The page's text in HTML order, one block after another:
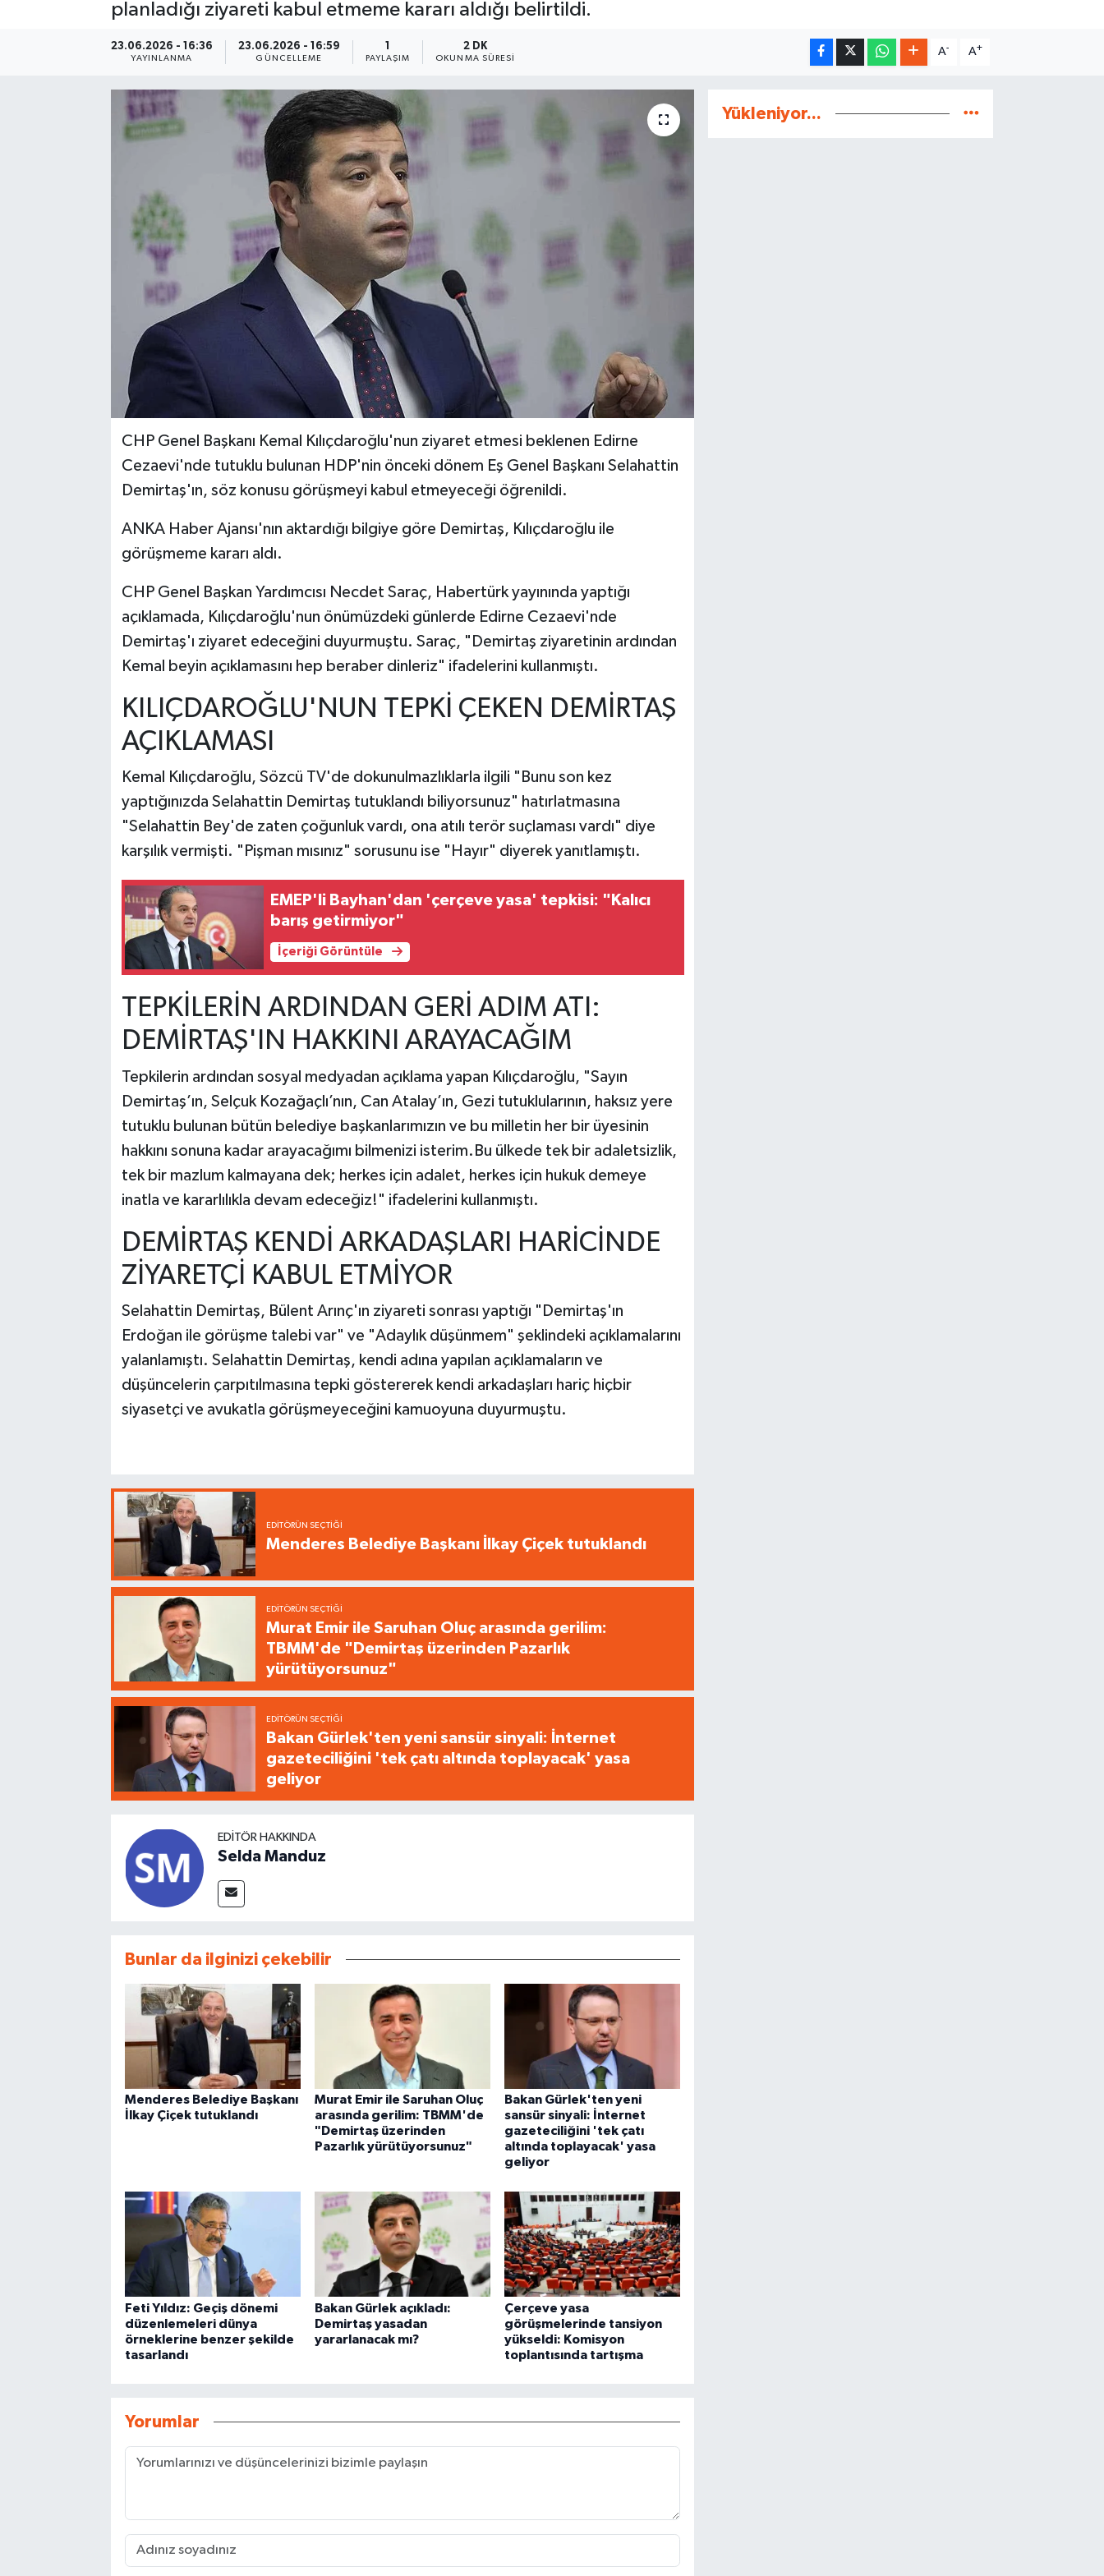
planladığı ziyareti kabul etmeme kararı aldığı belirtildi.
23.06.2026 - 16:36
YAYINLANMA
23.06.2026 - 16:59
GÜNCELLEME
1
PAYLAŞIM
2 DK
OKUNMA SÜRESI
A- A+
CHP Genel Başkanı Kemal Kılıçdaroğlu'nun ziyaret etmesi beklenen Edirne
Cezaevi'nde tutuklu bulunan HDP'nin önceki dönem Eş Genel Başkanı Selahattin
Demirtaş'ın, söz konusu görüşmeyi kabul etmeyeceği öğrenildi.
ANKA Haber Ajansı'nın aktardığı bilgiye göre Demirtaş, Kılıçdaroğlu ile
görüşmeme kararı aldı.
CHP Genel Başkan Yardımcısı Necdet Saraç, Habertürk yayınında yaptığı
açıklamada, Kılıçdaroğlu'nun önümüzdeki günlerde Edirne Cezaevi'nde
Demirtaş'ı ziyaret edeceğini duyurmuştu. Saraç, "Demirtaş ziyaretinin ardından
Kemal beyin açıklamasını hep beraber dinleriz" ifadelerini kullanmıştı.
KILIÇDAROĞLU'NUN TEPKİ ÇEKEN DEMİRTAŞ
AÇIKLAMASI
Kemal Kılıçdaroğlu, Sözcü TV'de dokunulmazlıklarla ilgili "Bunu son kez
yaptığınızda Selahattin Demirtaş tutuklandı biliyorsunuz" hatırlatmasına
"Selahattin Bey'de zaten çoğunluk vardı, ona atılı terör suçlaması vardı" diye
karşılık vermişti. "Pişman mısınız" sorusunu ise "Hayır" diyerek yanıtlamıştı.
EMEP'li Bayhan'dan 'çerçeve yasa' tepkisi: "Kalıcı
barış getirmiyor"
İçeriği Görüntüle
TEPKİLERİN ARDINDAN GERİ ADIM ATI:
DEMİRTAŞ'IN HAKKINI ARAYACAĞIM
Tepkilerin ardından sosyal medyadan açıklama yapan Kılıçdaroğlu, "Sayın
Demirtaş’ın, Selçuk Kozağaçlı’nın, Can Atalay’ın, Gezi tutuklularının, haksız yere
tutuklu bulunan bütün belediye başkanlarımızın ve bu milletin her bir üyesinin
hakkını sonuna kadar arayacağımı bilmenizi isterim.Bu ülkede tek bir adaletsizlik,
tek bir mazlum kalmayana dek; herkes için adalet, herkes için hukuk demeye
inatla ve kararlılıkla devam edeceğiz!" ifadelerini kullanmıştı.
DEMİRTAŞ KENDİ ARKADAŞLARI HARİCİNDE
ZİYARETÇİ KABUL ETMİYOR
Selahattin Demirtaş, Bülent Arınç'ın ziyareti sonrası yaptığı "Demirtaş'ın
Erdoğan ile görüşme talebi var" ve "Adaylık düşünmem" şeklindeki açıklamalarını
yalanlamıştı. Selahattin Demirtaş, kendi adına yapılan açıklamaların ve
düşüncelerin çarpıtılmasına tepki göstererek kendi arkadaşları hariç hiçbir
siyasetçi ve avukatla görüşmeyeceğini kamuoyuna duyurmuştu.
EDITÖRÜN SEÇTIĞI
Menderes Belediye Başkanı İlkay Çiçek tutuklandı
EDITÖRÜN SEÇTIĞI
Murat Emir ile Saruhan Oluç arasında gerilim:
TBMM'de "Demirtaş üzerinden Pazarlık
yürütüyorsunuz"
EDITÖRÜN SEÇTIĞI
Bakan Gürlek'ten yeni sansür sinyali: İnternet
gazeteciliğini 'tek çatı altında toplayacak' yasa
geliyor
EDITÖR HAKKINDA
Selda Manduz
Bunlar da ilginizi çekebilir
Menderes Belediye Başkanı
İlkay Çiçek tutuklandı
Murat Emir ile Saruhan Oluç
arasında gerilim: TBMM'de
"Demirtaş üzerinden
Pazarlık yürütüyorsunuz"
Bakan Gürlek'ten yeni
sansür sinyali: İnternet
gazeteciliğini 'tek çatı
altında toplayacak' yasa
geliyor
Feti Yıldız: Geçiş dönemi
düzenlemeleri dünya
örneklerine benzer şekilde
tasarlandı
Bakan Gürlek açıkladı:
Demirtaş yasadan
yararlanacak mı?
Çerçeve yasa
görüşmelerinde tansiyon
yükseldi: Komisyon
toplantısında tartışma
Yorumlar
Yükleniyor...